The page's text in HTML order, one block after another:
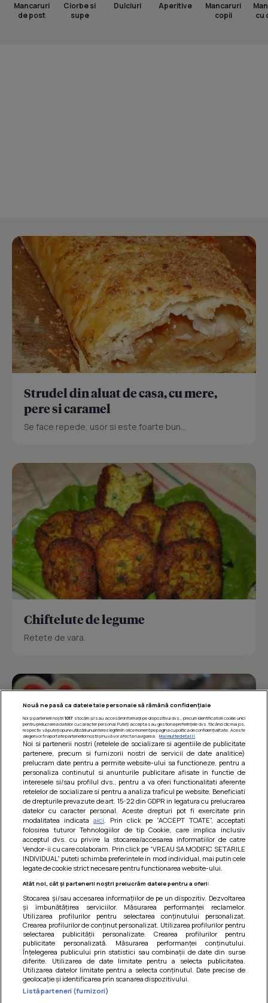
Mancaruri
de post
Ciorbe si
supe
Dulciuri Aperitive
Mancaruri
copii
cu
Strudel din aluat de casa, cu mere,
pere si caramel
Se face repede, usor si este foarte bun...
Chiftelute de legume
Retete de vara.
Barcute din vinete cu arpagic rosu
Un deliciu usor de preparat!
Termeni si conditii |
Nouă ne pasă ca datele tale personale să rămână confidențiale
Noi și partenerii noștri 1017 stocăm și/sau accesăm informații pe dispozitivul dvs., precum identificatorii cookie unici
pentru prelucrarea datelor cu caracter personal. Puteți accepta sau gestiona preferințele dvs. făcând clic mai jos,
respectiv vă puteți opune utilizării unui interes legitim în orice moment pe pagina cu politica de confidențialitate. Aceste
alegeri vor fi raportate partenerilor noștri și nu vă vor afecta navigarea.
Mai multe detalii
Noi si partenerii nostri (retelele de socializare si agentiile de publicitate
partenere, precum si furnizorii nostri de servicii de date analitice)
prelucram date pentru a permite website-ului sa functioneze, pentru a
personaliza continutul si anunturile publicitare afisate in functie de
interesele si/sau profilul dvs., pentru a va oferi functionalitati aferente
retelelor de socializare si pentru a analiza traficul pe website. Beneficiati
de drepturile prevazute de art. 15-22 din GDPR in legatura cu prelucrarea
datelor cu caracter personal. Aceste drepturi pot fi exercitate prin
modalitatea indicataaici . Prin click pe “ACCEPT TOATE”, acceptati
folosirea tuturor Tehnologiilor de tip Cookie, care implica inclusiv
acceptul dvs. cu privire la stocarea/accesarea informatiilor de catre
Vendor-ii cu care colaboram. Prin click pe “VREAU SA MODIFIC SETARILE
INDIVIDUAL” puteti schimba preferintele in mod individual, mai putin cele
legate de cookie strict necesare pentru functionarea website-ului.
Atât noi, cât și partenerii noștri prelucrăm datele pentru a oferi:
Stocarea și/sau accesarea informațiilor de pe un dispozitiv. Dezvoltarea
și îmbunătățirea serviciilor. Măsurarea performanței reclamelor.
Utilizarea profilurilor pentru selectarea conținutului personalizat.
Crearea profilurilor de conținut personalizat. Utilizarea profilurilor pentru
selectarea publicității personalizate. Crearea profilurilor pentru
publicitate personalizată. Măsurarea performanței conținutului.
Înțelegerea publicului prin statistici sau combinații de date din surse
diferite. Utilizarea de date limitate pentru a selecta publicitatea.
Utilizarea datelor limitate pentru a selecta conținutul. Date precise de
geolocație și identificarea prin scanarea dispozitivului.
Listă parteneri (furnizori)